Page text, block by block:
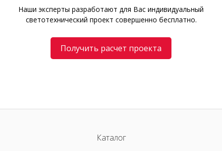
Наши эксперты разработают для Вас индивидуальный
светотехнический проект совершенно бесплатно.
Получить расчет проекта
Каталог